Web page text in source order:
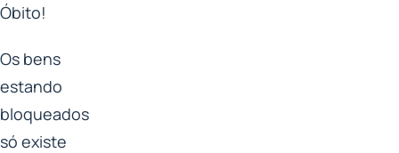
Óbito!
Os bens
estando
bloqueados
só existe